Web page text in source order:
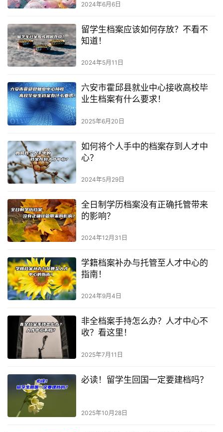
2024年6月6日
留学生档案应该如何存放？不看不
知道！
2024年5月11日
六安市霍邱县就业中心接收高校毕
业生档案有什么要求！
2025年6月20日
如何将个人手中的档案存到人才中
心？
2024年5月29日
全日制学历档案没有正确托管带来
的影响？
2024年12月31日
学籍档案补办与托管至人才中心的
指南！
2024年9月4日
非全档案手持怎么办？人才中心不
收？看这里！
2025年7月11日
必读！留学生回国一定要建档吗？
2025年10月28日